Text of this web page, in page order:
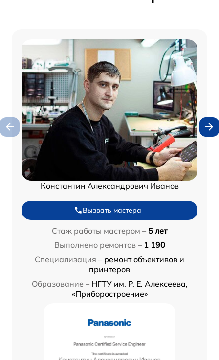
Константин Александрович Иванов
Вызвать мастера
Стаж работы мастером – 5 лет
Выполнено ремонтов – 1 190
Специализация – ремонт объективов и
принтеров
Образование – НГТУ им. Р. Е. Алексеева,
«Приборостроение»